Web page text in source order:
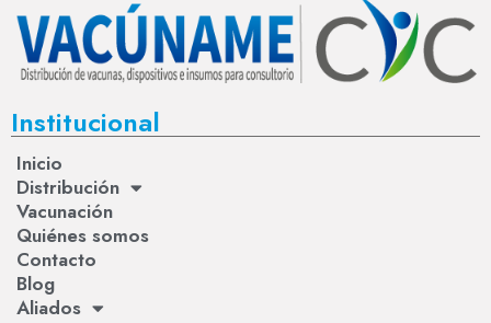
Institucional
Inicio
Distribución
Vacunación
Quiénes somos
Contacto
Blog
Aliados